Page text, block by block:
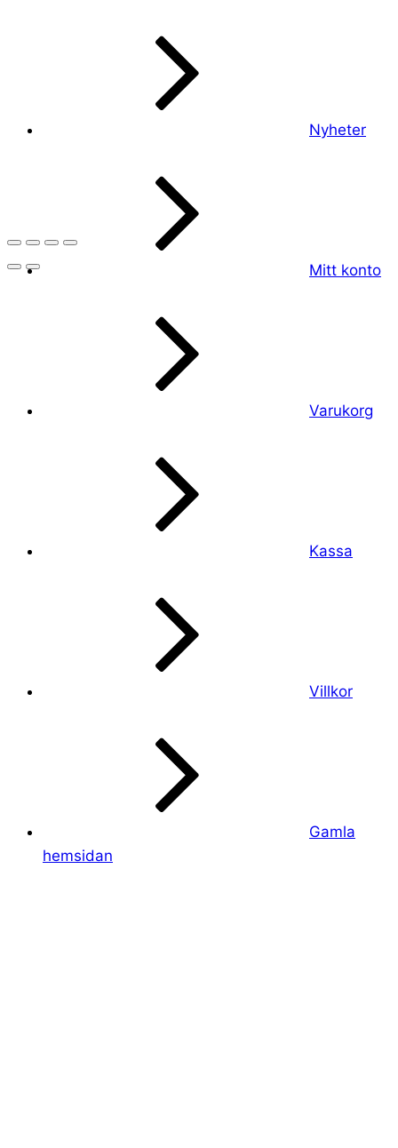
Nyheter
Mitt konto
Varukorg
Kassa
Villkor
Gamla
hemsidan